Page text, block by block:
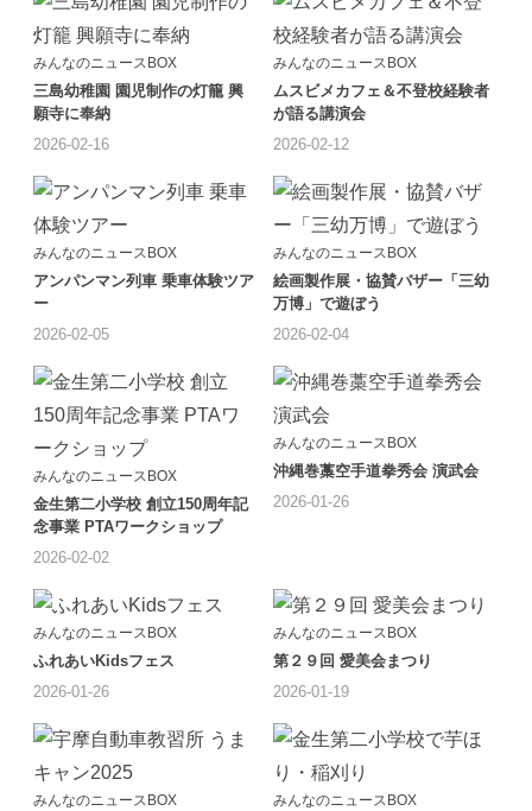
みんなのニュースBOX
三島幼稚園 園児制作の灯籠 興
願寺に奉納
2026-02-16
みんなのニュースBOX
ムスビメカフェ＆不登校経験者
が語る講演会
2026-02-12
みんなのニュースBOX
アンパンマン列車 乗車体験ツア
ー
2026-02-05
みんなのニュースBOX
絵画製作展・協賛バザー「三幼
万博」で遊ぼう
2026-02-04
みんなのニュースBOX
金生第二小学校 創立150周年記
念事業 PTAワークショップ
2026-02-02
みんなのニュースBOX
沖縄巻藁空手道拳秀会 演武会
2026-01-26
みんなのニュースBOX
ふれあいKidsフェス
2026-01-26
みんなのニュースBOX
第２９回 愛美会まつり
2026-01-19
みんなのニュースBOX みんなのニュースBOX